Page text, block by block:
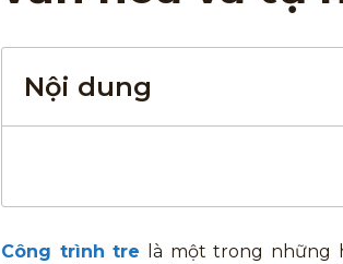
Nội dung
Công trình tre
là một trong những